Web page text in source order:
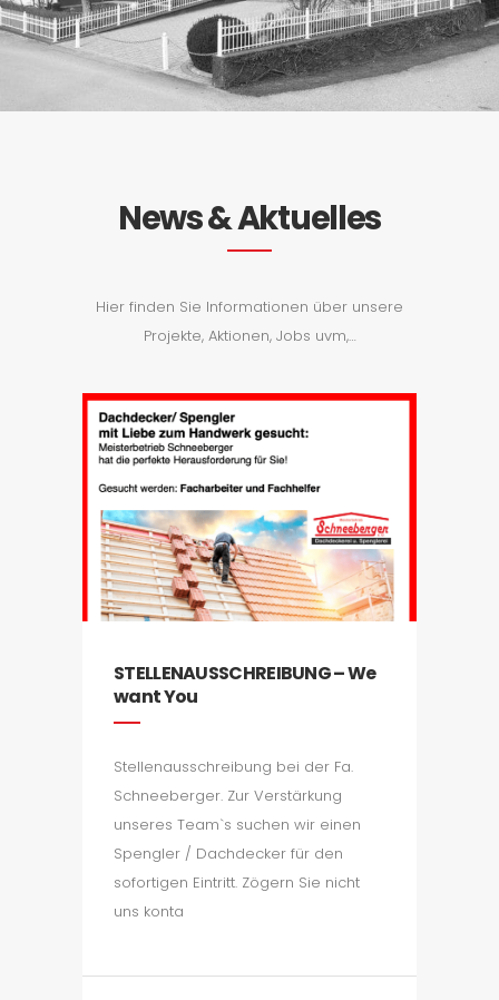
News & Aktuelles
Hier finden Sie Informationen über unsere
Projekte, Aktionen, Jobs uvm,…
STELLENAUSSCHREIBUNG – We
want You
Stellenausschreibung bei der Fa.
Schneeberger. Zur Verstärkung
unseres Team`s suchen wir einen
Spengler / Dachdecker für den
sofortigen Eintritt. Zögern Sie nicht
uns konta